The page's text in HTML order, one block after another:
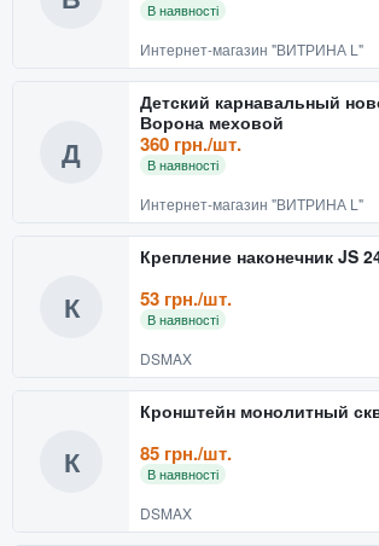
В наявності
Интернет-магазин "ВИТРИНА L"
Д
Детский карнавальный
Ворона меховой
360 грн./шт.
В наявності
Интернет-магазин "ВИТРИНА L"
К
Крепление наконечник JS
53 грн./шт.
В наявності
DSMAX
К
Кронштейн монолитный
85 грн./шт.
В наявності
DSMAX